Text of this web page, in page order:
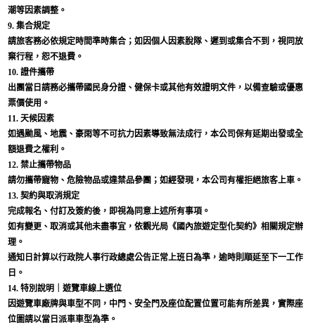
潮等因素調整。
9. 集合規定
請旅客務必依規定時間準時集合；如因個人因素脫隊、遲到或集合不到，視同放
棄行程，恕不退費。
10. 證件攜帶
出團當日請務必攜帶國民身分證、健保卡或其他有效證明文件，以備查驗或優惠
票價使用。
11. 天候因素
如遇颱風、地震、豪雨等不可抗力因素導致無法成行，本公司保有延期出發或全
額退費之權利。
12. 禁止攜帶物品
請勿攜帶寵物、危險物品或違禁品參團；如經發現，本公司有權拒絕旅客上車。
13. 契約與取消規定
完成報名、付訂及簽約後，即視為同意上述所有事項。
如有變更、取消或其他未盡事宜，依觀光局《國內旅遊定型化契約》相關規定辦
理。
通知日計算以行政院人事行政總處公告正常上班日為準，逾時則順延至下一工作
日。
14. 特別說明｜遊覽車線上選位
因遊覽車廠牌與車型不同，中門、安全門及座位配置位置可能有所差異，實際座
位圖請以當日派車車型為準。